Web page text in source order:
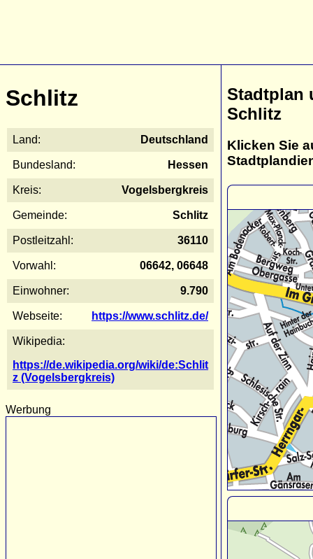
Schlitz
Land: Deutschland
Bundesland: Hessen
Kreis: Vogelsbergkreis
Gemeinde: Schlitz
Postleitzahl: 36110
Vorwahl: 06642, 06648
Einwohner: 9.790
Webseite: https://www.schlitz.de/
Wikipedia:
https://de.wikipedia.org/wiki/de:Schlit
z (Vogelsbergkreis)
Werbung
Stadtplan
Schlitz
Klicken Sie